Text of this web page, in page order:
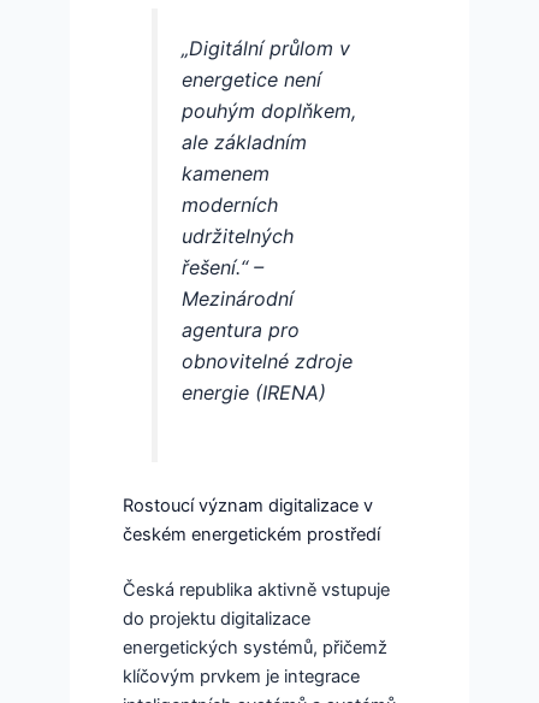
„Digitální průlom v
energetice není
pouhým doplňkem,
ale základním
kamenem
moderních
udržitelných
řešení.“ –
Mezinárodní
agentura pro
obnovitelné zdroje
energie (IRENA)
Rostoucí význam digitalizace v
českém energetickém prostředí
Česká republika aktivně vstupuje
do projektu digitalizace
energetických systémů, přičemž
klíčovým prvkem je integrace